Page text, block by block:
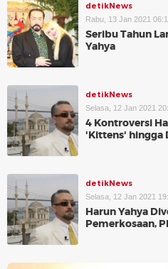
detikNews
Rabu, 13 Jan 2021
Seribu Tahun
Yahya
detikNews
Selasa, 12 Jan 2021
4 Kontroversi
'Kittens' hingga
detikNews
Selasa, 12 Jan 2021
Harun Yahya
Pemerkosaan,